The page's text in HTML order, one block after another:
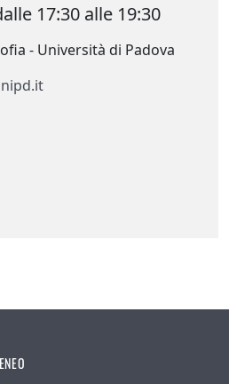
17:30 alle 19:30
- Università di Padova